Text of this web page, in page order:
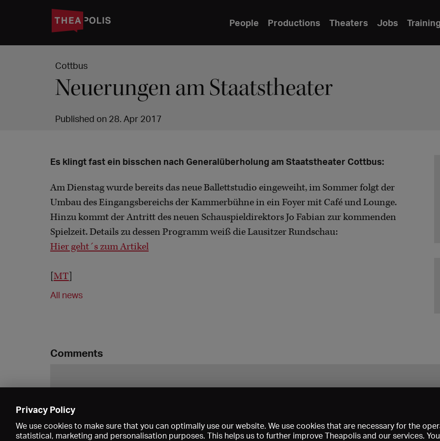
People Productions Theaters Jobs Training
Cottbus
Neuerungen am Staatstheater
Published on 28. Apr 2017
Es klingt fast ein bisschen nach Generalüberholung am Staatstheater Cottbus:
Am Dienstag wurde bereits das neue Ballettstudio eingeweiht, im Sommer folgt der
Umbau des Eingangsbereichs der Kammerbühne in ein Foyer mit Café und Lounge.
Hinzu kommt der Antritt des neuen Schauspieldirektors Jo Fabian zur kommenden
Spielzeit. Details zu dessen Programm weiß die Lausitzer Rundschau:
Hier geht´s zum Artikel
MT
All news
Comments
Privacy Policy
We use cookies to make sure that you can optimally use our website. We use cookies that are necessary for the
statistical, marketing and personalisation purposes. This helps us to further improve Theapolis and our services.